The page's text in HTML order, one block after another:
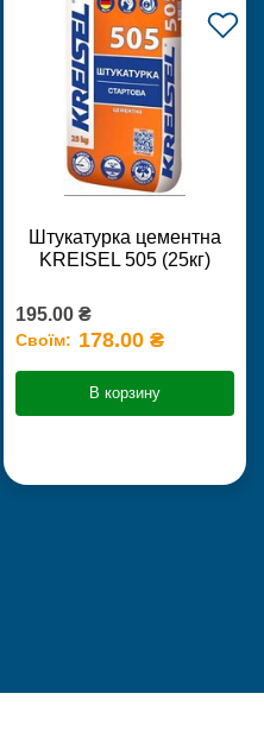
Штукатурка цементна
KREISEL 505 (25кг)
195.00 ₴
Своїм: 178.00 ₴
В корзину